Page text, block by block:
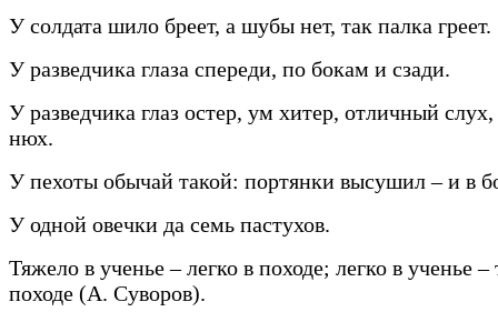
У солдата шило бреет, а шубы нет, так палка греет.
У разведчика глаза спереди, по бокам и сзади.
У разведчика глаз остер, ум хитер, отличный
нюх.
У пехоты обычай такой: портянки высушил – и в
У одной овечки да семь пастухов.
Тяжело в ученье – легко в походе; легко в ученье –
походе (А. Суворов).